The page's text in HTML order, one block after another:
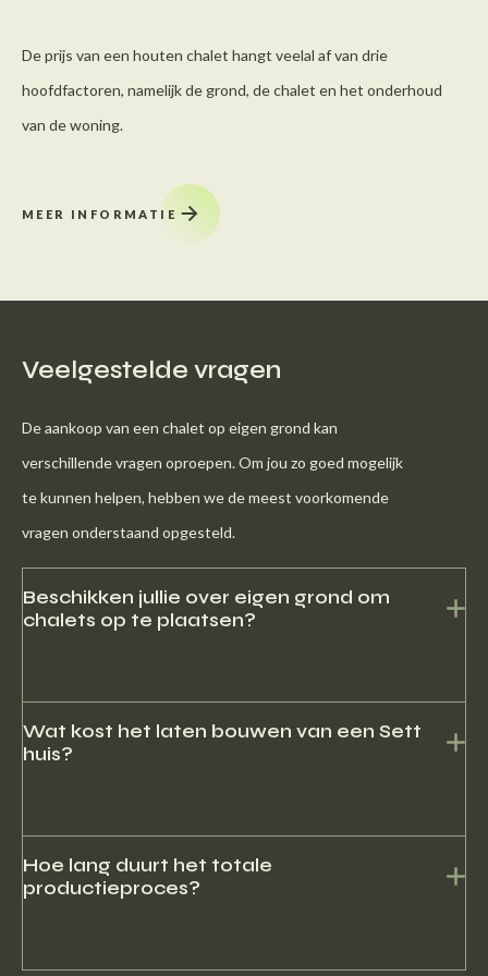
De prijs van een houten chalet hangt veelal af van drie
hoofdfactoren, namelijk de grond, de chalet en het onderhoud
van de woning.
MEER INFORMATIE
Veelgestelde vragen
De aankoop van een chalet op eigen grond kan
verschillende vragen oproepen. Om jou zo goed mogelijk
te kunnen helpen, hebben we de meest voorkomende
vragen onderstaand opgesteld.
Beschikken jullie over eigen grond om
chalets op te plaatsen?
Wat kost het laten bouwen van een Sett
huis?
op voor de actuele prijs.
Hoe lang duurt het totale
productieproces?